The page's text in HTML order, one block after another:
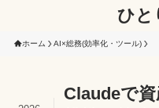
ひと
ホーム AI×総務(効率化・ツール)
Claudeで